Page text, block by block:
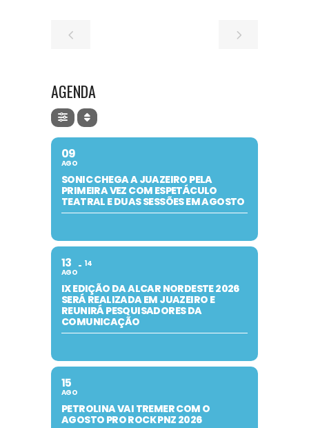
AGENDA
09
AGO
SONIC CHEGA A JUAZEIRO PELA
PRIMEIRA VEZ COM ESPETÁCULO
TEATRAL E DUAS SESSÕES EM AGOSTO
13
AGO
14
IX EDIÇÃO DA ALCAR NORDESTE 2026
SERÁ REALIZADA EM JUAZEIRO E
REUNIRÁ PESQUISADORES DA
COMUNICAÇÃO
15
AGO
PETROLINA VAI TREMER COM O
AGOSTO PRO ROCK PNZ 2026